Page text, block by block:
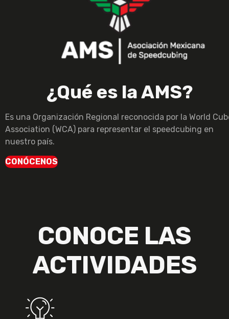
¿Qué es la AMS?
Es una Organización Regional reconocida por la World
Association (WCA) para representar el speedcubing en
nuestro país.
CONÓCENOS
CONOCE LAS
ACTIVIDADES